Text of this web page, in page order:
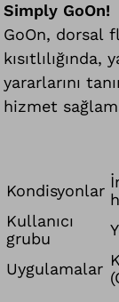
Simply GoOn!
GoOn, dorsal
kısıtlılığında,
yararlarını
hizmet
Kondisyonlar
Kullanıcı
grubu
Uygulamalar